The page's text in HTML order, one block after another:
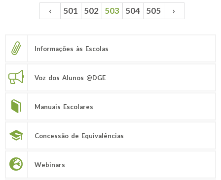
Páginas ‹ 501 502 503 504 505 ›
Informações às Escolas
Voz dos Alunos @DGE
Manuais Escolares
Concessão de Equivalências
Webinars